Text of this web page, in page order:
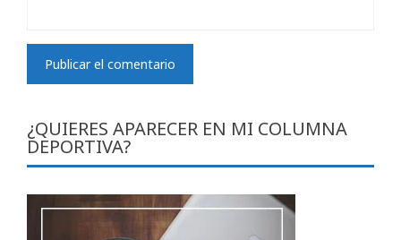
¿QUIERES APARECER EN MI COLUMNA
DEPORTIVA?